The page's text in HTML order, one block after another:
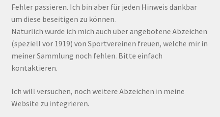
Fehler passieren. Ich bin aber für jeden Hinweis dankbar
um diese beseitigen zu können.
Natürlich würde ich mich auch über angebotene Abzeichen
(speziell vor 1919) von Sportvereinen freuen, welche mir in
meiner Sammlung noch fehlen. Bitte einfach
kontaktieren.
Ich will versuchen, noch weitere Abzeichen in meine
Website zu integrieren.